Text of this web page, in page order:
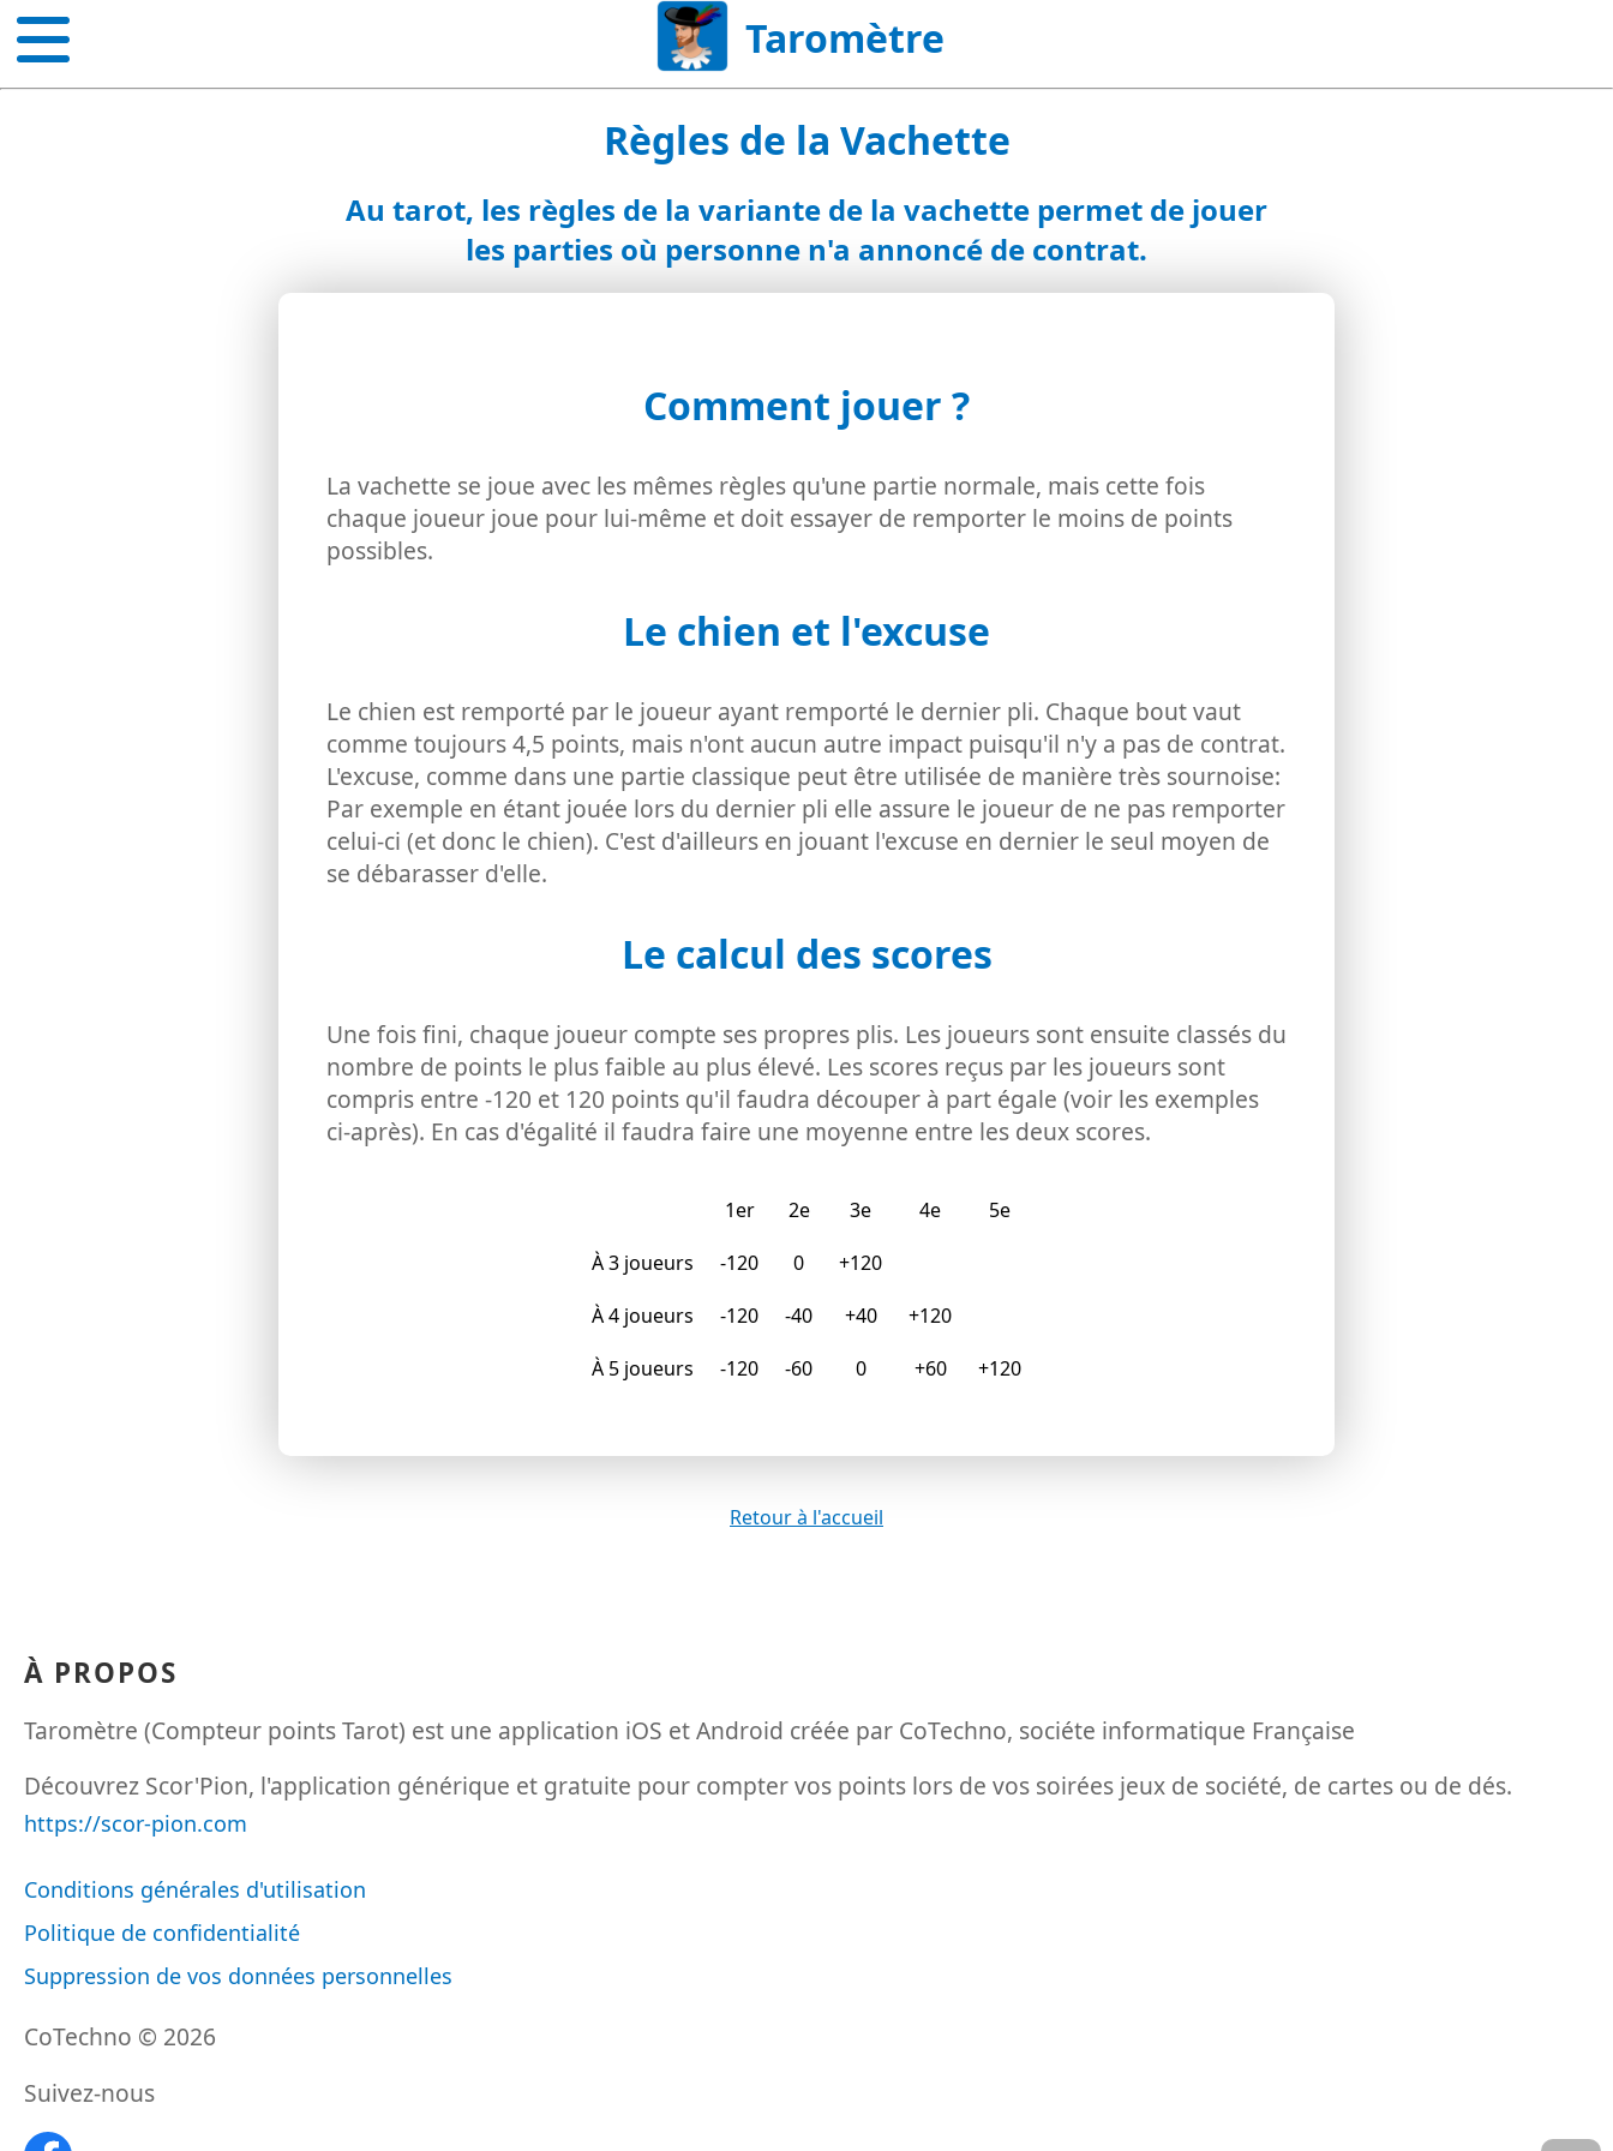
Taromètre
Règles de la Vachette
Au tarot, les règles de la variante de la vachette permet de jouer
les parties où personne n'a annoncé de contrat.
Comment jouer ?
La vachette se joue avec les mêmes règles qu'une partie normale, mais cette fois
chaque joueur joue pour lui-même et doit essayer de remporter le moins de points
possibles.
Le chien et l'excuse
Le chien est remporté par le joueur ayant remporté le dernier pli. Chaque bout vaut
comme toujours 4,5 points, mais n'ont aucun autre impact puisqu'il n'y a pas de contrat.
L'excuse, comme dans une partie classique peut être utilisée de manière très sournoise:
Par exemple en étant jouée lors du dernier pli elle assure le joueur de ne pas remporter
celui-ci (et donc le chien). C'est d'ailleurs en jouant l'excuse en dernier le seul moyen de
se débarasser d'elle.
Le calcul des scores
Une fois fini, chaque joueur compte ses propres plis. Les joueurs sont ensuite classés du
nombre de points le plus faible au plus élevé. Les scores reçus par les joueurs sont
compris entre -120 et 120 points qu'il faudra découper à part égale (voir les exemples
ci-après). En cas d'égalité il faudra faire une moyenne entre les deux scores.
1er 2e 3e 4e
5e
À 3 joueurs
-120 0
+120
À 4 joueurs
-120 -40 +40
+120
À 5 joueurs
-120 -60 0 +60 +120
Retour à l'accueil
À PROPOS
Taromètre (Compteur points Tarot) est une application iOS et Android créée par CoTechno, sociéte informatique Française
Découvrez Scor'Pion, l'application générique et gratuite pour compter vos points lors de vos soirées jeux de société, de cartes ou de dés.
https://scor-pion.com
Conditions générales d'utilisation
Politique de confidentialité
Suppression de vos données personnelles
CoTechno © 2026
Suivez-nous